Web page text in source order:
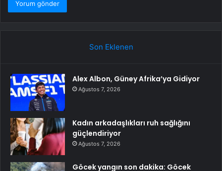
Son Eklenen
Alex Albon, Güney Afrika’ya Gidiyor
Ağustos 7, 2026
Kadın arkadaşlıkları ruh sağlığını
güçlendiriyor
Ağustos 7, 2026
Göcek yangın son dakika: Göcek